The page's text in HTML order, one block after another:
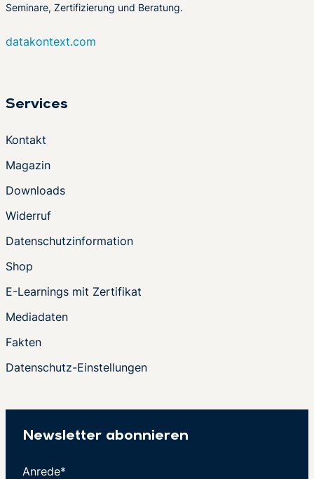
Seminare, Zertifizierung und Beratung.
datakontext.com
Services
Kontakt
Magazin
Downloads
Widerruf
Datenschutzinformation
Shop
E-Learnings mit Zertifikat
Mediadaten
Fakten
Datenschutz-Einstellungen
Newsletter abonnieren
Anrede*